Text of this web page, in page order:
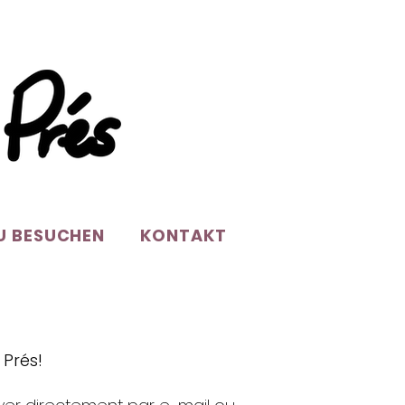
BESUCHEN KONTAKT